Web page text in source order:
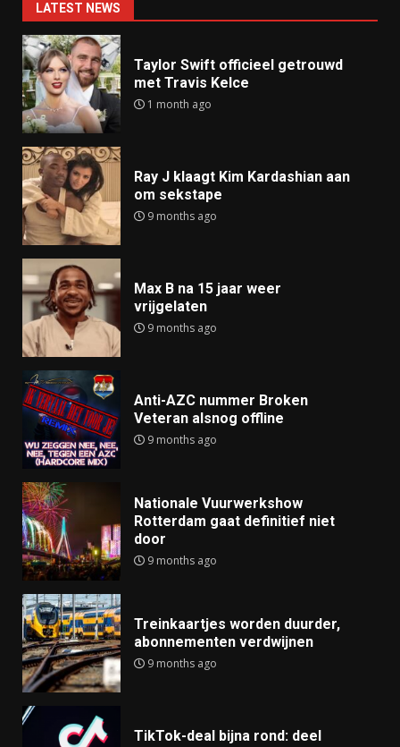
LATEST NEWS
Taylor Swift officieel getrouwd
met Travis Kelce
1 month ago
Ray J klaagt Kim Kardashian aan
om sekstape
9 months ago
Max B na 15 jaar weer
vrijgelaten
9 months ago
Anti-AZC nummer Broken
Veteran alsnog offline
9 months ago
Nationale Vuurwerkshow
Rotterdam gaat definitief niet
door
9 months ago
Treinkaartjes worden duurder,
abonnementen verdwijnen
9 months ago
TikTok-deal bijna rond: deel